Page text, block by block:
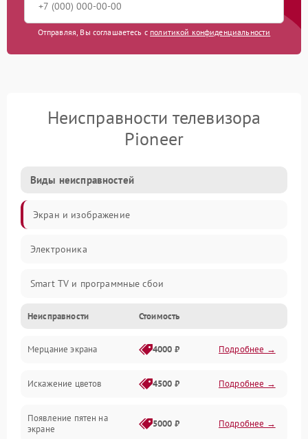
Отправляя, Вы соглашаетесь с политикой конфиденциальности
Неисправности телевизора
Pioneer
Виды неисправностей
Экран и изображение
Электроника
Smart TV и программные сбои
Питание и запуск
Подсветка и LED-модули
Звук и аудиосистема
Сигнал и приём каналов
Неисправности Стоимость
Мерцание экрана 4000 ₽ Подробнее →
Искажение цветов 4500 ₽ Подробнее →
Появление пятен на
экране
5000 ₽ Подробнее →